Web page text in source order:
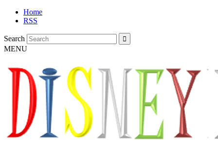
Home
RSS
Search
MENU